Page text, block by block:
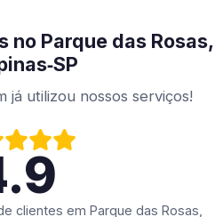
no Parque das Rosas,
já utilizou nossos serviços!
clientes em Parque das Rosas,